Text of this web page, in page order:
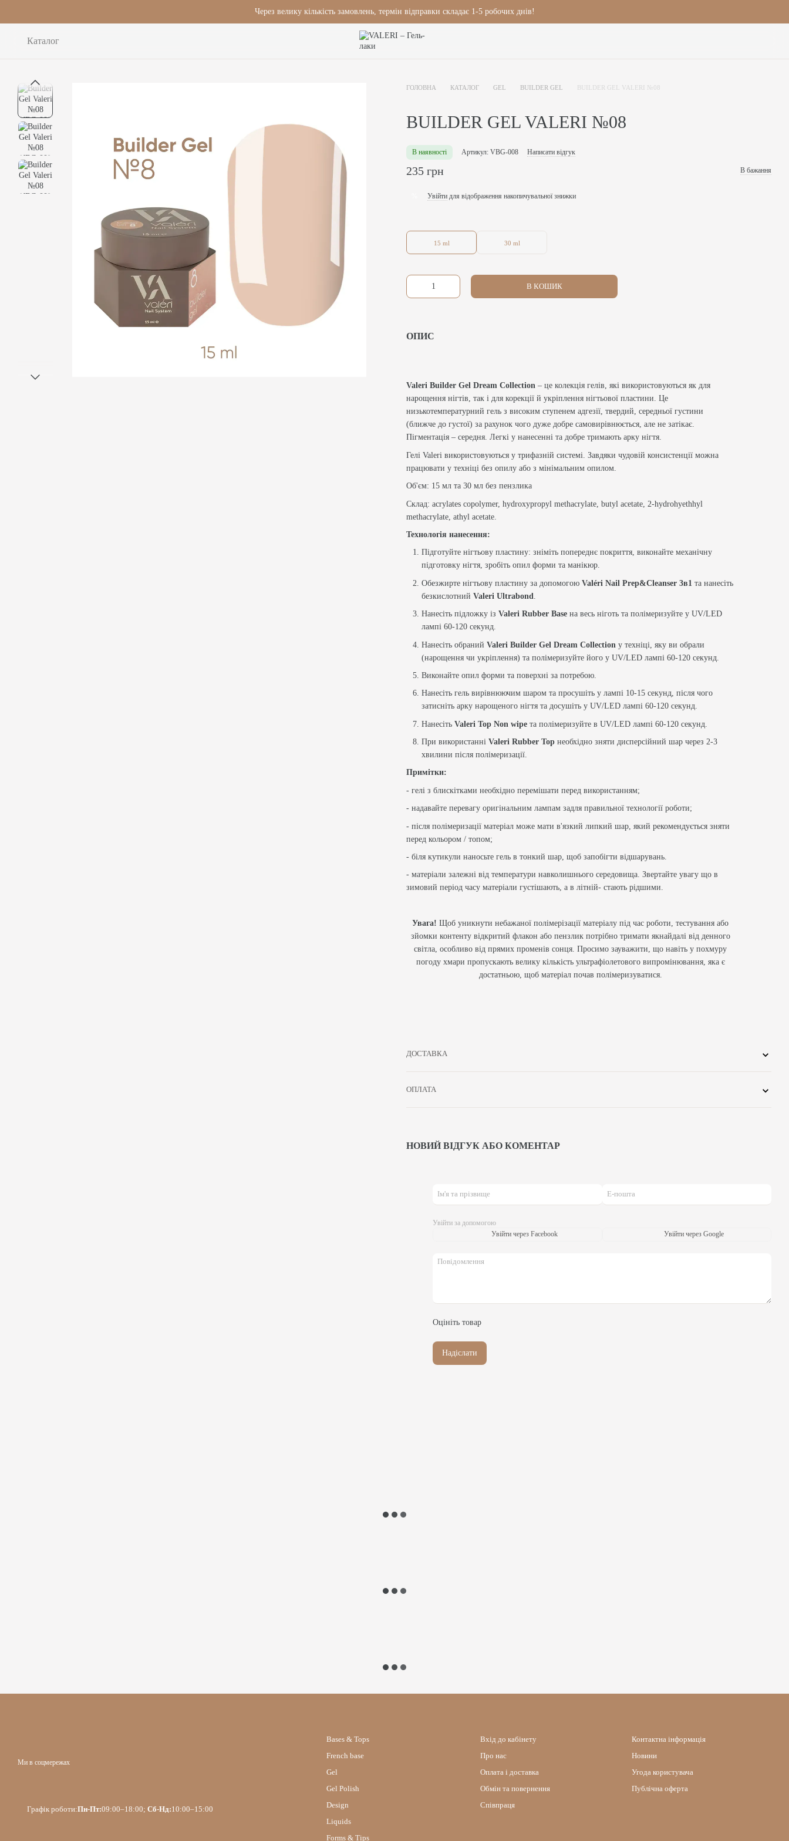
Через велику кількість замовлень, термін відправки складає 1-5 робочих днів!
Каталог
ГОЛОВНА КАТАЛОГ GEL BUILDER GEL BUILDER GEL VALERI №08
BUILDER GEL VALERI №08
В наявності Артикул: VBG-008 Написати відгук
235 грн В бажання
Увійти для відображення накопичувальної знижки
15 ml 30 ml
В КОШИК
ОПИС
Valeri Builder Gel Dream Collection – це колекція гелів, які використовуються як для
нарощення нігтів, так і для корекції й укріплення нігтьової пластини. Це
низькотемпературний гель з високим ступенем адгезії, твердий, середньої густини
(ближче до густої) за рахунок чого дуже добре самовирівнюється, але не затікає.
Пігментація – середня. Легкі у нанесенні та добре тримають арку нігтя.
Гелі Valeri використовуються у трифазній системі. Завдяки чудовій консистенції можна
працювати у техніці без опилу або з мінімальним опилом.
Об'єм: 15 мл та 30 мл без пензлика
Склад: acrylates copolymer, hydroxypropyl methacrylate, butyl acetate, 2-hydrohyethhyl
methacrylate, athyl acetate.
Технологія нанесення:
Підготуйте нігтьову пластину: зніміть попереднє покриття, виконайте механічну
підготовку нігтя, зробіть опил форми та манікюр.
Обезжирте нігтьову пластину за допомогою Valéri Nail Prep&Cleanser 3в1 та нанесіть
безкислотний Valeri Ultrabond
Нанесіть підложку із Valeri Rubber Base на весь ніготь та полімеризуйте у UV/LED
лампі 60-120 секунд.
Нанесіть обраний Valeri Builder Gel Dream Collection у техніці, яку ви обрали
(нарощення чи укріплення) та полімеризуйте його у UV/LED лампі 60-120 секунд.
Виконайте опил форми та поверхні за потребою.
Нанесіть гель вирівнюючим шаром та просушіть у лампі 10-15 секунд, після чого
затисніть арку нарощеного нігтя та досушіть у UV/LED лампі 60-120 секунд.
Нанесіть Valeri Top Non wipe та полімеризуйте в UV/LED лампі 60-120 секунд.
При використанні Valeri Rubber Top необхідно зняти дисперсійний шар через 2-3
хвилини після полімеризації.
Примітки:
- гелі з блискітками необхідно перемішати перед використанням;
- надавайте перевагу оригінальним лампам задля правильної технології роботи;
- після полімеризації матеріал може мати в'язкий липкий шар, який рекомендується зняти
перед кольором / топом;
- біля кутикули наносьте гель в тонкий шар, щоб запобігти відшарувань.
- матеріали залежні від температури навколишнього середовища. Звертайте увагу що в
зимовий період часу матеріали густішають, а в літній- стають рідшими.
Увага! Щоб уникнути небажаної полімерізації матеріалу під час роботи, тестування або
зйомки контенту відкритий флакон або пензлик потрібно тримати якнайдалі від денного
світла, особливо від прямих променів сонця. Просимо зауважити, що навіть у похмуру
погоду хмари пропускають велику кількість ультрафіолетового випромінювання, яка є
достатньою, щоб матеріал почав полімеризуватися.
ДОСТАВКА
ОПЛАТА
НОВИЙ ВІДГУК АБО КОМЕНТАР
Увійти за допомогою
Увійти через Facebook
Увійти через Google
Оцініть товар
Надіслати
Ми в соцмережах
Графік роботи:Пн-Пт:09:00–18:00; Сб-Нд:10:00–15:00
Bases & Tops
French base
Gel
Gel Polish
Design
Liquids
Forms & Tips
Вхід до кабінету
Про нас
Оплата і доставка
Обмін та повернення
Співпраця
Контактна інформація
Новини
Угода користувача
Публічна оферта